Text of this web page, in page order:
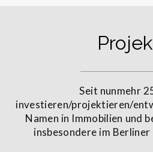
Seit nunmehr
investieren/projektieren/
Namen in Immobilien und
insbesondere im